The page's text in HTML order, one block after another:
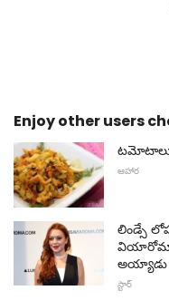
Enjoy other users
టమోటాలు
ఆహార
లిండ్సే
వియారోమా
అయ్యాడు
స్టార్